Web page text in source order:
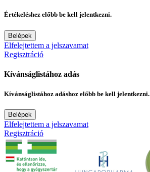
Értékeléshez előbb be kell jelentkezni.
Belépek
Elfelejtettem a jelszavamat
Regisztráció
Kívánságlistához adás
Kívánságlistához adáshoz előbb be kell jelentkezni.
Belépek
Elfelejtettem a jelszavamat
Regisztráció